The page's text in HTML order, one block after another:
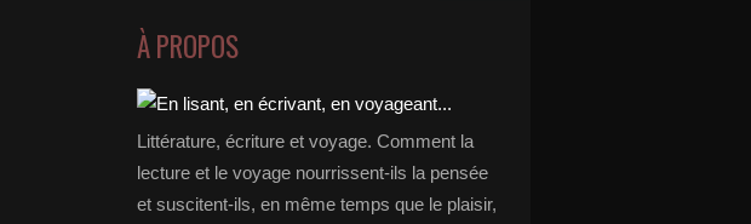
À PROPOS
Littérature, écriture et voyage. Comment la
lecture et le voyage nourrissent-ils la pensée
et suscitent-ils, en même temps que le plaisir,